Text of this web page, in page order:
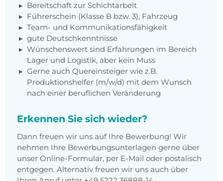
Bereitschaft zur Schichtarbeit
Führerschein (Klasse B bzw. 3), Fahrzeug
Team- und Kommunikationsfähigkeit
gute Deutschkenntnisse
Wünschenswert sind Erfahrungen im Bereich
Lager und Logistik, aber kein Muss
Gerne auch Quereinsteiger wie z.B.
Produktionshelfer (m/w/d) mit dem Wunsch
nach einer beruflichen Veränderung
Erkennen Sie sich wieder?
Dann freuen wir uns auf Ihre Bewerbung! Wir
nehmen Ihre Bewerbungsunterlagen gerne über
unser Online-Formular, per E-Mail oder postalisch
entgegen. Alternativ freuen wir uns auch über